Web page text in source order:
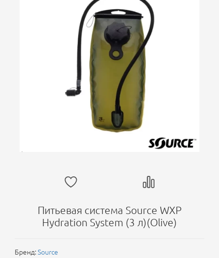
Питьевая система Source WXP
Hydration System (3 л)(Olive)
Бренд:Source